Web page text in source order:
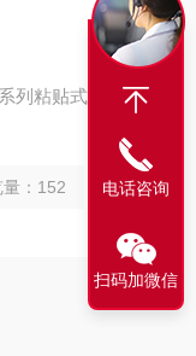
列粘贴式
量：152 电话咨询
扫码加微信